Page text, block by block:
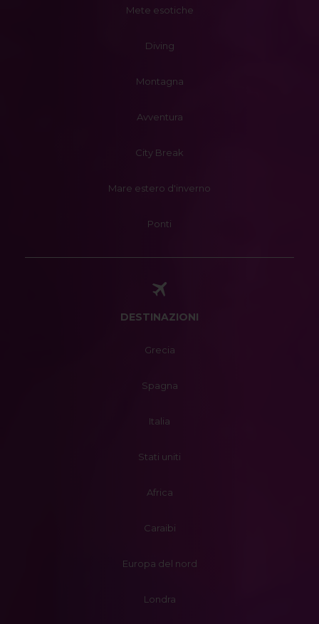
Mete esotiche
Diving
Montagna
Avventura
City Break
Mare estero d'inverno
Ponti
DESTINAZIONI
Grecia
Spagna
Italia
Stati uniti
Africa
Caraibi
Europa del nord
Londra